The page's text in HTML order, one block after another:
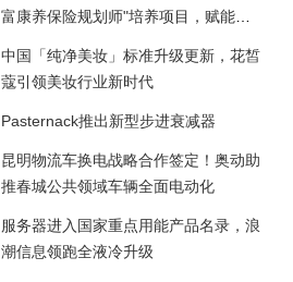
富康养保险规划师"培养项目，赋能代
中国「纯净美妆」标准升级更新，花皙
蔻引领美妆行业新时代
Pasternack推出新型步进衰减器
昆明物流车换电战略合作签定！奥动助
推春城公共领域车辆全面电动化
服务器进入国家重点用能产品名录，浪
潮信息领跑全液冷升级